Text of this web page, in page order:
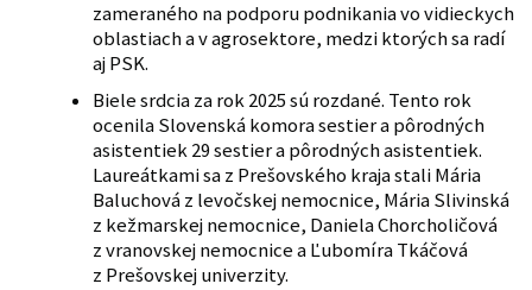
zameraného na podporu podnikania vo vidieckych
oblastiach a v agrosektore, medzi ktorých sa radí
aj PSK.
Biele srdcia za rok 2025 sú rozdané. Tento rok
ocenila Slovenská komora sestier a pôrodných
asistentiek 29 sestier a pôrodných asistentiek.
Laureátkami sa z Prešovského kraja stali Mária
Baluchová z levočskej nemocnice, Mária Slivinská
z kežmarskej nemocnice, Daniela Chorcholičová
z vranovskej nemocnice a Ľubomíra Tkáčová
z Prešovskej univerzity.